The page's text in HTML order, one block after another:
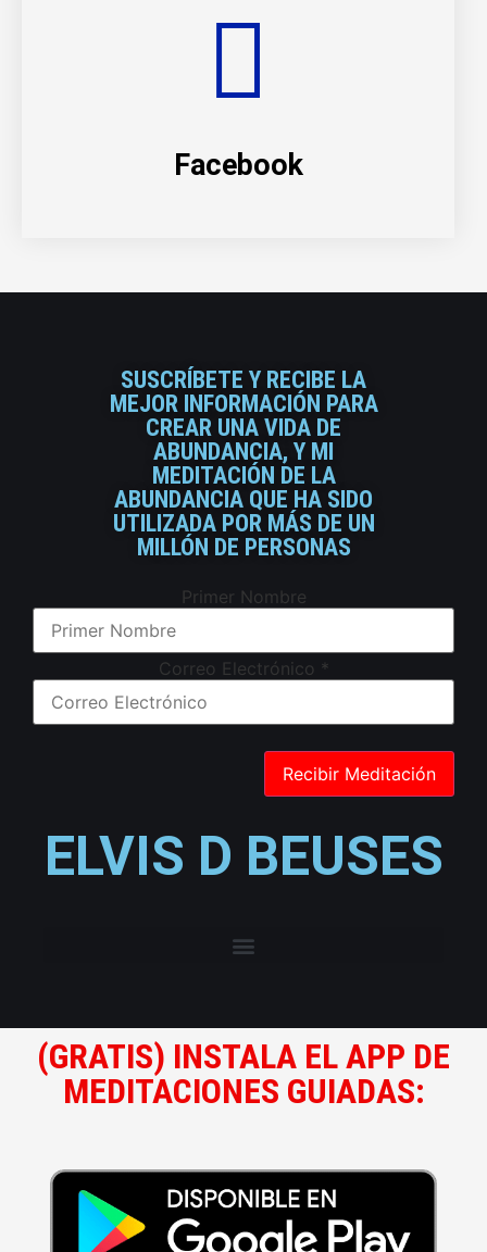
Facebook
SUSCRÍBETE Y RECIBE LA
MEJOR INFORMACIÓN PARA
CREAR UNA VIDA DE
ABUNDANCIA, Y MI
MEDITACIÓN DE LA
ABUNDANCIA QUE HA SIDO
UTILIZADA POR MÁS DE UN
MILLÓN DE PERSONAS
Primer Nombre
Correo Electrónico *
ELVIS D BEUSES
(GRATIS) INSTALA EL APP DE
MEDITACIONES GUIADAS: